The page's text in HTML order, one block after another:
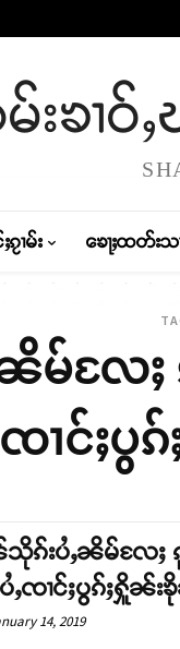
းၶၢဝ်
ၵႂၢမ်း ၶေႃႈထတ်းသ
မ်လႄႈ
ၸၢင်ႈပွ
သိုၵ်းပႆႇၼိမ်လႄႈ
ႇၸၢင်ႈပွၵ်ႈႁိူၼ်း
14, 2019